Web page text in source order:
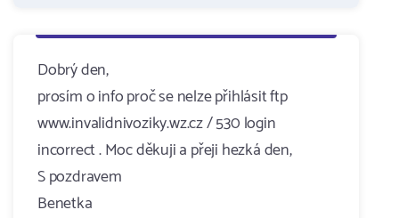
Dobrý den,
prosím o info proč se nelze přihlásit ftp
www.invalidnivoziky.wz.cz / 530 login
incorrect . Moc děkuji a přeji hezká den,
S pozdravem
Benetka